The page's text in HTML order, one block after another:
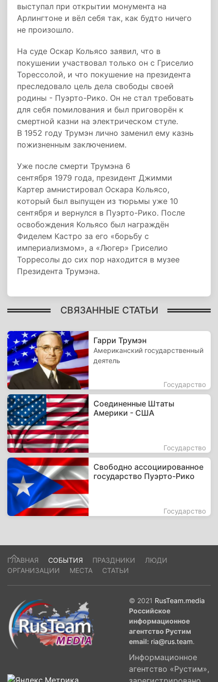
выступал при открытии монумента на
Арлингтоне и вёл себя так, как будто ничего
не произошло.
На суде Оскар Кольясо заявил, что в
покушении участвовал только он с Гриселио
Торессолой, и что покушение на президента
преследовало цель дела свободы своей
родины - Пуэрто-Рико. Он не стал требовать
для себя помилования и был приговорён к
смертной казни на электрическом стуле.
В 1952 году Трумэн лично заменил ему казнь
пожизненным заключением.
Уже после смерти Трумэна 6
сентября 1979 года, президент Джимми
Картер амнистировал Оскара Кольясо,
который был выпущен из тюрьмы уже 10
сентября и вернулся в Пуэрто-Рико. После
освобождения Кольясо был награждён
Фиделем Кастро за его «борьбу с
империализмом», а «Люгер» Гриселио
Торресолы до сих пор находится в музее
Президента Трумэна.
СВЯЗАННЫЕ СТАТЬИ
Гарри Трумэн
Американский государственный
деятель
Государство
Соединенные Штаты
Америки - США
Государство
Свободно ассоциированное
государство Пуэрто-Рико
Государство
ГЛАВНАЯ СОБЫТИЯ ПРАЗДНИКИ
ЛЮДИ
ОРГАНИЗАЦИИ
МЕСТА СТАТЬИ
© 2021 RusTeam.media
Российское
информационное
агентство Рустим
email: ria@rus.team.
Информационное
агентство «Рустим»,